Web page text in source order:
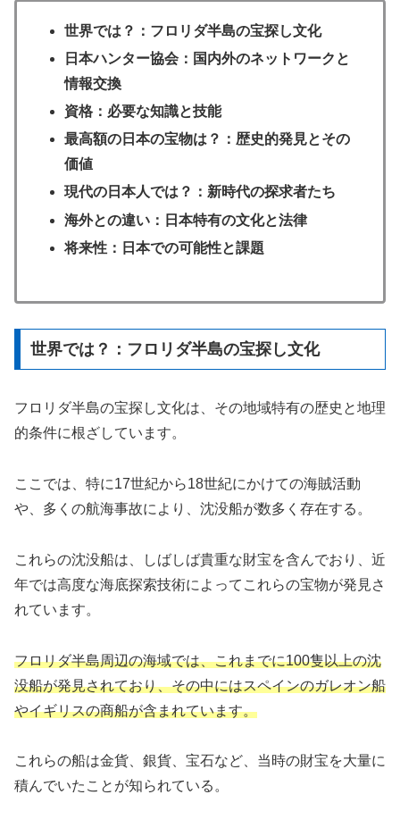
世界では？：フロリダ半島の宝探し文化
日本ハンター協会：国内外のネットワークと
情報交換
資格：必要な知識と技能
最高額の日本の宝物は？：歴史的発見とその
価値
現代の日本人では？：新時代の探求者たち
海外との違い：日本特有の文化と法律
将来性：日本での可能性と課題
世界では？：フロリダ半島の宝探し文化
フロリダ半島の宝探し文化は、その地域特有の歴史と地理
的条件に根ざしています。
ここでは、特に17世紀から18世紀にかけての海賊活動
や、多くの航海事故により、沈没船が数多く存在する。
これらの沈没船は、しばしば貴重な財宝を含んでおり、近
年では高度な海底探索技術によってこれらの宝物が発見さ
れています。
フロリダ半島周辺の海域では、これまでに100隻以上の沈
没船が発見されており、その中にはスペインのガレオン船
やイギリスの商船が含まれています。
これらの船は金貨、銀貨、宝石など、当時の財宝を大量に
積んでいたことが知られている。